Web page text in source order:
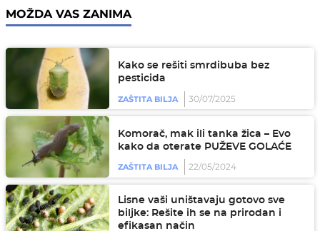
MOŽDA VAS ZANIMA
Kako se rešiti smrdibuba bez
pesticida
ZAŠTITA BILJA 30/07/2025
Komorač, mak ili tanka žica – Evo
kako da oterate PUŽEVE GOLAĆE
ZAŠTITA BILJA 22/05/2024
Lisne vaši uništavaju gotovo sve
biljke: Rešite ih se na prirodan i
efikasan način